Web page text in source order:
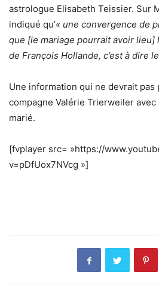
astrologue Elisabeth Teissier. Sur
indiqué qu’« une convergence de
que [le mariage pourrait avoir lieu]
de François Hollande, c’est à dire
Une information qui ne devrait pas
compagne Valérie Trierweiler avec
marié.
[fvplayer src= »https://
v=pDfUox7NVcg »]